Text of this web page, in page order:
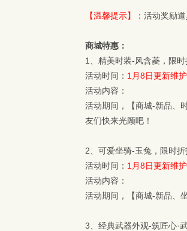
【温馨提示】 ：活动奖励
商城特惠：
1、精美时装-风含菱，限时
活动时间： 1月8日更新维
活动内容：
活动期间，【商城-新品、
友们快来光顾吧！
2、可爱坐骑-玉兔，限时折
活动时间： 1月8日更新维
活动内容：
活动期间，【商城-新品、
3、经典武器外观-筑匠心·